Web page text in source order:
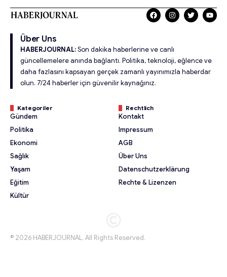
Über Uns
HABERJOURNAL:Son dakika haberlerine ve canlı
güncellemelere anında bağlantı. Politika, teknoloji, eğlence ve
daha fazlasını kapsayan gerçek zamanlı yayınımızla haberdar
olun. 7/24 haberler için güvenilir kaynağınız.
Kategoriler
Gündem
Politika
Ekonomi
Sağlık
Yaşam
Eğitim
Kültür
Rechtlich
Kontakt
Impressum
AGB
Über Uns
Datenschutzerklärung
Rechte & Lizenzen
© 2026 HABERJOURNAL. All Rights Reserved.